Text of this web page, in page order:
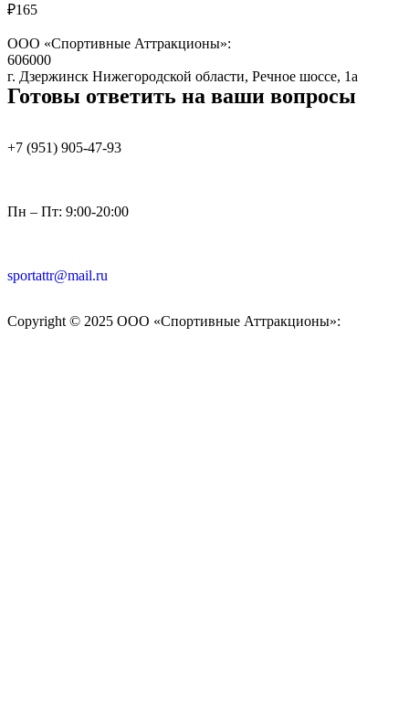
₽165
ООО «Спортивные Аттракционы»:
606000
г. Дзержинск Нижегородской области, Речное шоссе, 1а
Готовы ответить на ваши вопросы
+7 (951) 905-47-93
Пн – Пт: 9:00-20:00
sportattr@mail.ru
Copyright © 2025 ООО «Спортивные Аттракционы»: